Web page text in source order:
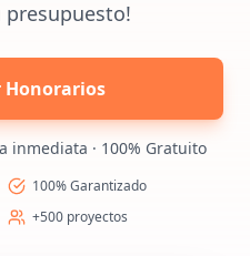
presupuesto!
Honorarios
inmediata · 100% Gratuito
100% Garantizado
+500 proyectos